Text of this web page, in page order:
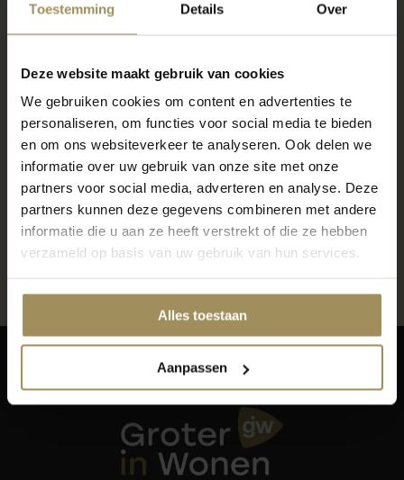
Toestemming Details Over
Deze website maakt gebruik van cookies
We gebruiken cookies om content en advertenties te
personaliseren, om functies voor social media te bieden
en om ons websiteverkeer te analyseren. Ook delen we
informatie over uw gebruik van onze site met onze
partners voor social media, adverteren en analyse. Deze
partners kunnen deze gegevens combineren met andere
informatie die u aan ze heeft verstrekt of die ze hebben
verzameld op basis van uw gebruik van hun services.
Alles toestaan
Aanpassen
Locatie Maastricht
6000m2 wonen, slapen en meer
Gratis parkeren voor de deur
Locatie Gronsveld
600m2 raamdecoratie, vloeren en meer
Gratis parkeren voor de deur